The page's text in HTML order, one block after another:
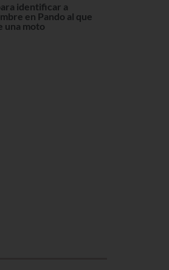
identificar a
en Pando al que
una moto